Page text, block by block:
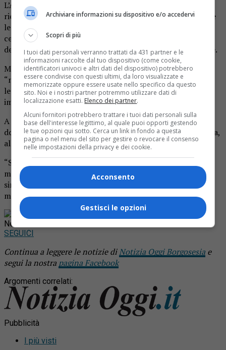
L’Agenzia ha motivato il proprio orientamento
richiamandosi al decreto legge 66/2014, secondo cui tutte
le pubbliche amministrazioni devono tagliare del 50 per
cento la spesa per locazioni passive, pena la decurtazione
dei capitoli di spesa correnti per una cifra corrispondente.
Ma per le federazioni Cgil, Cisl e Uil ci troviamo di fronte
“non a un necessario assolvimento a precisi obblighi di
legge ma a una chiara volontà di smantellamento di
importanti presidi di legalità sul territorio”.
A tal proposito è già stato richiesto un confronto, che
dovrebbe tenersi nei primi giorni della prossima settimana,
alla presenza del vertice dell’Agenzia Rossella Orlandi.
“Se la posizione della Orlandi non dovesse radicalmente
modificarsi – concludono i rappresentanti delle sigle
sindacali – attiveremo ogni forma di protesta e
mobilitazione”.
Rimani aggiornato seguendoci su Google
News!
SEGUICI
Continua a leggere le notizie diNotizia Oggi Borgosesia e
segui la nostra pagina Facebook
Argomenti correlati:
Pubblicità
I più visti
Archiviare informazioni su dispositivo e/o accedervi
Scopri di più
I tuoi dati personali verranno trattati da 431 partner e le
informazioni raccolte dal tuo dispositivo (come cookie,
identificatori univoci e altri dati del dispositivo) potrebbero
essere condivise con questi ultimi, da loro visualizzate e
memorizzate oppure essere usate nello specifico da questo
sito. Noi e i nostri partner potremmo utilizzare dati di
localizzazione esatti. Elenco dei partner.
Alcuni fornitori potrebbero trattare i tuoi dati personali sulla
base dell'interesse legittimo, al quale puoi opporti gestendo
le tue opzioni qui sotto. Cerca un link in fondo a questa
pagina o nel menu del sito per gestire o revocare il consenso
nelle impostazioni della privacy e dei cookie.
Acconsento
Gestisci le opzioni